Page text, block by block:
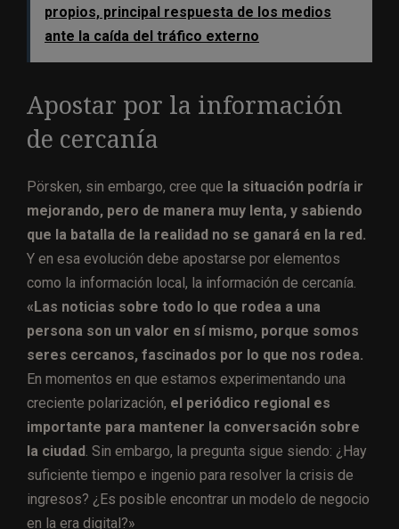
propios, principal respuesta de los medios
ante la caída del tráfico externo
Apostar por la información
de cercanía
Pörsken, sin embargo, cree que la situación podría ir
mejorando, pero de manera muy lenta, y sabiendo
que la batalla de la realidad no se ganará en la red.
Y en esa evolución debe apostarse por elementos
como la información local, la información de cercanía.
«Las noticias sobre todo lo que rodea a una
persona son un valor en sí mismo, porque somos
seres cercanos, fascinados por lo que nos rodea.
En momentos en que estamos experimentando una
creciente polarización, el periódico regional es
importante para mantener la conversación sobre
la ciudad . Sin embargo, la pregunta sigue siendo: ¿Hay
suficiente tiempo e ingenio para resolver la crisis de
ingresos? ¿Es posible encontrar un modelo de negocio
en la era digital?»